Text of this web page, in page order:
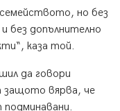
но без
без допълнително
каза той.
да говори
защото вярва, че